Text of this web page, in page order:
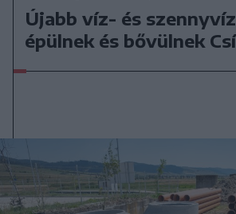
Újabb víz- és
épülnek és bővülnek